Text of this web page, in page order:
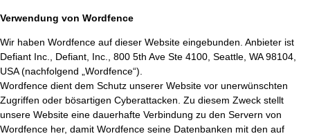
Verwendung von Wordfence
Wir haben Wordfence auf dieser Website eingebunden. Anbieter ist
Defiant Inc., Defiant, Inc., 800 5th Ave Ste 4100, Seattle, WA 98104,
USA (nachfolgend „Wordfence“).
Wordfence dient dem Schutz unserer Website vor unerwünschten
Zugriffen oder bösartigen Cyberattacken. Zu diesem Zweck stellt
unsere Website eine dauerhafte Verbindung zu den Servern von
Wordfence her, damit Wordfence seine Datenbanken mit den auf